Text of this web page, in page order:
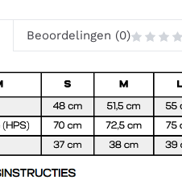
Beoordelingen (0)